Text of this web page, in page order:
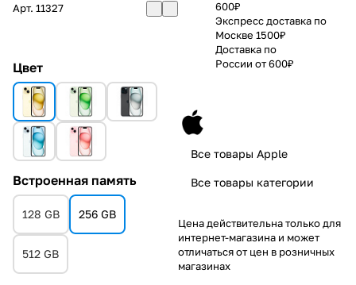
Арт. 11327
Цвет
Встроенная память
128 GB 256 GB
512 GB
600₽
Экспресс доставка по
Москве 1500₽
Доставка по
России от 600₽
Все товары Apple
Все товары категории
Цена действительна только для
интернет-магазина и может
отличаться от цен в розничных
магазинах